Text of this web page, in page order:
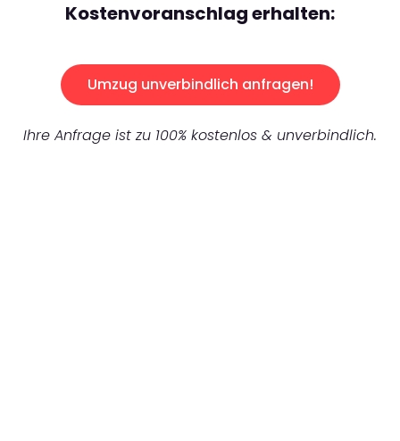
Kostenvoranschlag erhalten:
Umzug unverbindlich anfragen!
Ihre Anfrage ist zu 100% kostenlos & unverbindlich.